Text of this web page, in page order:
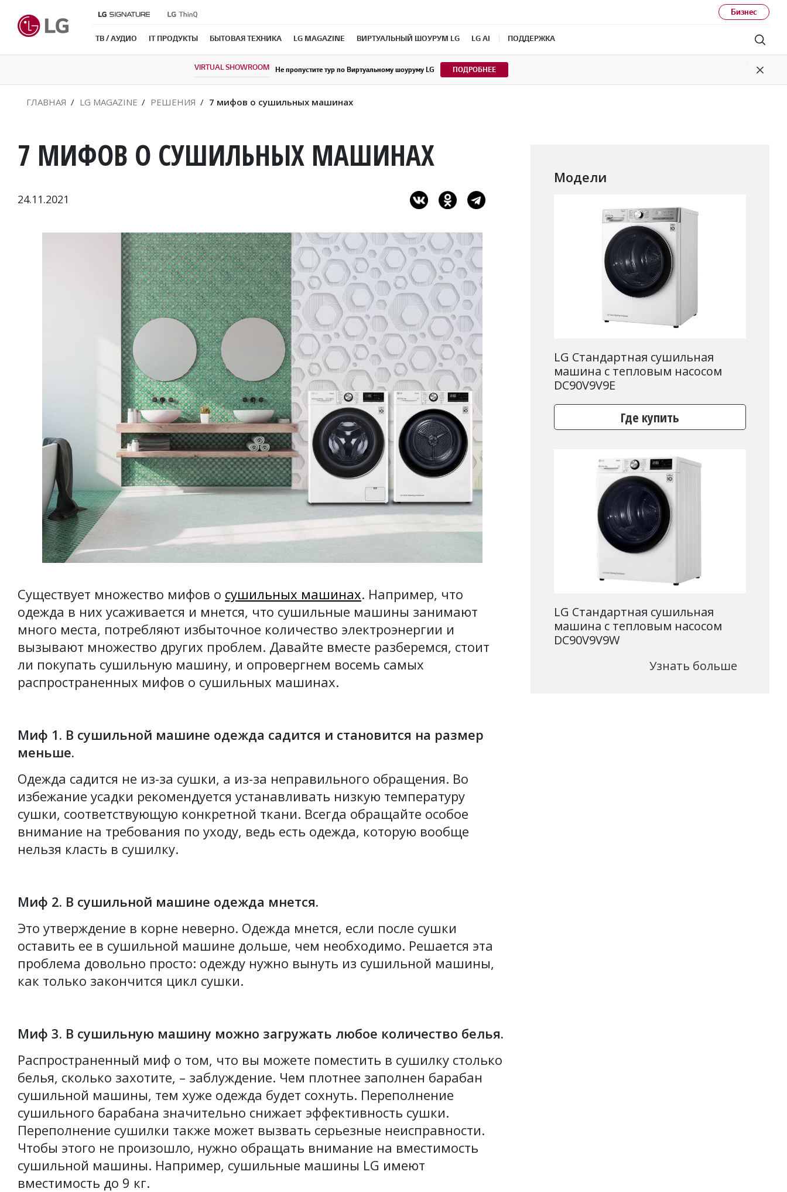
Бизнес
ТВ / АУДИО IT ПРОДУКТЫ БЫТОВАЯ ТЕХНИКА LG MAGAZINE ВИРТУАЛЬНЫЙ ШОУРУМ LG LG AI ПОДДЕРЖКА
VIRTUAL SHOWROOM Не пропустите тур по Виртуальному шоуруму LG ПОДРОБНЕЕ
Close
ГЛАВНАЯ LG MAGAZINE РЕШЕНИЯ 7 мифов о сушильных машинах
7 МИФОВ О СУШИЛЬНЫХ МАШИНАХ
24.11.2021
Существует множество мифов о сушильных машинах. Например, что
одежда в них усаживается и мнется, что сушильные машины занимают
много места, потребляют избыточное количество электроэнергии и
вызывают множество других проблем. Давайте вместе разберемся, стоит
ли покупать сушильную машину, и опровергнем восемь самых
распространенных мифов о сушильных машинах.
Миф 1. В сушильной машине одежда садится и становится на размер
меньше.
Одежда садится не из-за сушки, а из-за неправильного обращения. Во
избежание усадки рекомендуется устанавливать низкую температуру
сушки, соответствующую конкретной ткани. Всегда обращайте особое
внимание на требования по уходу, ведь есть одежда, которую вообще
нельзя класть в сушилку.
Миф 2. В сушильной машине одежда мнется.
Это утверждение в корне неверно. Одежда мнется, если после сушки
оставить ее в сушильной машине дольше, чем необходимо. Решается эта
проблема довольно просто: одежду нужно вынуть из сушильной машины,
как только закончится цикл сушки.
Миф 3. В сушильную машину можно загружать любое количество белья.
Распространенный миф о том, что вы можете поместить в сушилку столько
белья, сколько захотите, – заблуждение. Чем плотнее заполнен барабан
сушильной машины, тем хуже одежда будет сохнуть. Переполнение
сушильного барабана значительно снижает эффективность сушки.
Переполнение сушилки также может вызвать серьезные неисправности.
Чтобы этого не произошло, нужно обращать внимание на вместимость
сушильной машины. Например, сушильные машины LG имеют
вместимость до 9 кг.
Модели
LG Стандартная сушильная
машина c тепловым насосом
DC90V9V9E
Где купить
LG Стандартная сушильная
машина c тепловым насосом
DC90V9V9W
Узнать больше